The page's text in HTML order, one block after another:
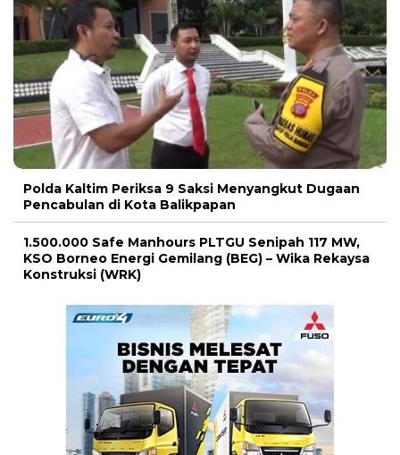
Polda Kaltim Periksa 9 Saksi Menyangkut Dugaan
Pencabulan di Kota Balikpapan
1.500.000 Safe Manhours PLTGU Senipah 117 MW,
KSO Borneo Energi Gemilang (BEG) – Wika Rekaysa
Konstruksi (WRK)